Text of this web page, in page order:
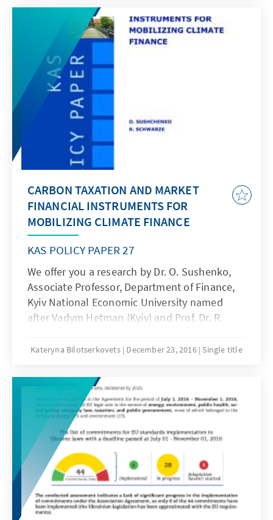
alternativer Energiequellen, sondern um
Arten deren Erschließung, die sich in den USA
und Europa bereits gut bewährt haben, für die
Ukraine aber immer noch eine neue
Erscheinung sind.
CARBON TAXATION AND MARKET
FINANCIAL INSTRUMENTS FOR
MOBILIZING CLIMATE FINANCE
KAS POLICY PAPER 27
We offer you a research by Dr. O. Sushenko,
Associate Professor, Department of Finance,
Kyiv National Economic University named
after Vadym Hetman (Kyiv) and Prof. Dr. R.
Enviromental Economics, European University
Kateryna Bilotserkovets December 23, 2016 Single title